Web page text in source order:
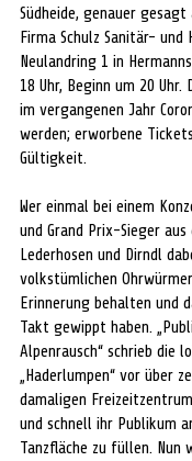
Südheide, genauer
Firma Schulz Sanitär- und
Neulandring 1 in
18 Uhr, Beginn um 20 Uhr.
im vergangenen Jahr
werden; erworbene
Gültigkeit.
Wer einmal bei einem
und Grand Prix-Sieger
Lederhosen und Dirndl
volkstümlichen
Erinnerung behalten und
Takt gewippt haben.
Alpenrausch“ schrieb die
„Haderlumpen“ vor über
damaligen
und schnell ihr Publikum
Tanzfläche zu füllen. Nun